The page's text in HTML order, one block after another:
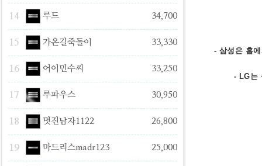
14 루드 34,700
15 가온길죽돌이 33,330
16 어이민수씨 33,250
17 루파우스 30,950
18 멋진남자1122 26,800
19 마드리스madr123 25,000
- 삼성은 홈
- LG는